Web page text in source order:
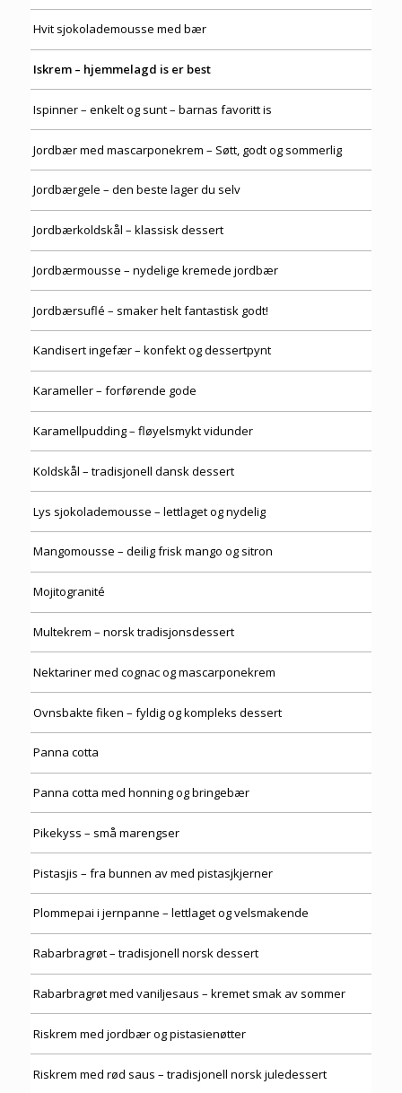
Hvit sjokolademousse med bær
Iskrem – hjemmelagd is er best
Ispinner – enkelt og sunt – barnas favoritt is
Jordbær med mascarponekrem – Søtt, godt og sommerlig
Jordbærgele – den beste lager du selv
Jordbærkoldskål – klassisk dessert
Jordbærmousse – nydelige kremede jordbær
Jordbærsuflé – smaker helt fantastisk godt!
Kandisert ingefær – konfekt og dessertpynt
Karameller – forførende gode
Karamellpudding – fløyelsmykt vidunder
Koldskål – tradisjonell dansk dessert
Lys sjokolademousse – lettlaget og nydelig
Mangomousse – deilig frisk mango og sitron
Mojitogranité
Multekrem – norsk tradisjonsdessert
Nektariner med cognac og mascarponekrem
Ovnsbakte fiken – fyldig og kompleks dessert
Panna cotta
Panna cotta med honning og bringebær
Pikekyss – små marengser
Pistasjis – fra bunnen av med pistasjkjerner
Plommepai i jernpanne – lettlaget og velsmakende
Rabarbragrøt – tradisjonell norsk dessert
Rabarbragrøt med vaniljesaus – kremet smak av sommer
Riskrem med jordbær og pistasienøtter
Riskrem med rød saus – tradisjonell norsk juledessert